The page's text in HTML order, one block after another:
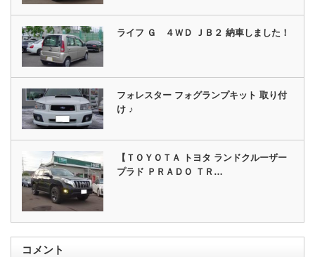
ライフ Ｇ ４ＷＤ ＪＢ２ 納車しました！
フォレスター フォグランプキット 取り付
け ♪
【ＴＯＹＯＴＡ トヨタ ランドクルーザー
プラド ＰＲＡＤＯ ＴＲ…
コメント